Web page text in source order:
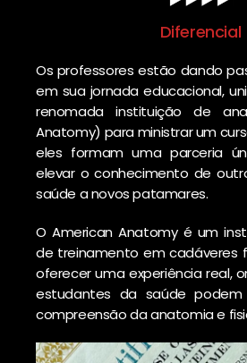
Diferencial
Os professores estão dando
em sua jornada educacional,
renomada instituição de
Anatomy) para ministrar um
eles formam uma parceria
elevar o conhecimento de
saúde a novos patamares.
O American Anatomy é um
de treinamento em cadáveres
oferecer uma experiência real,
estudantes da saúde
compreensão da anatomia e